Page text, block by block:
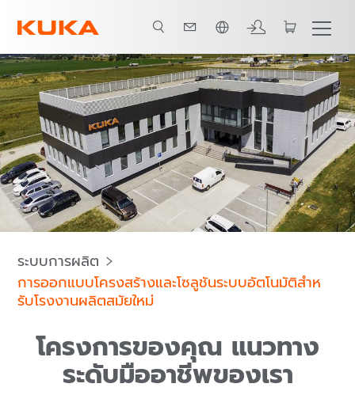
ารการออกแบบโครงสร้าง ติดต่อเรา กลุ่มผลิตภัณฑ์บริการของเรา
ภาษาไทย / Thai
ระบบการผลิต
การออกแบบโครงสร้างและโซลูชันระบบอัตโนมัติสําห
รับโรงงานผลิตสมัยใหม่
โครงการของคุณ แนวทาง
ระดับมืออาชีพของเรา